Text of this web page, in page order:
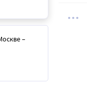
–